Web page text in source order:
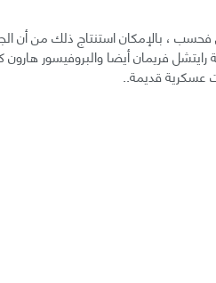
فحسب ، بالإمكان استنتاج ذلك من أن
رايتشل فريمان أيضا والبروفيسور هارون
عسكرية قديمة..